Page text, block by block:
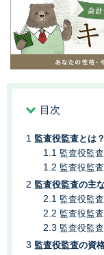
目次
監査役監査とは？
監査役監
監査役監
監査役監査の主
監査役監
監査役監
監査役監
監査役監査の資